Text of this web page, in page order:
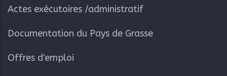
Actes exécutoires /administratif
Documentation du Pays de Grasse
Offres d'emploi